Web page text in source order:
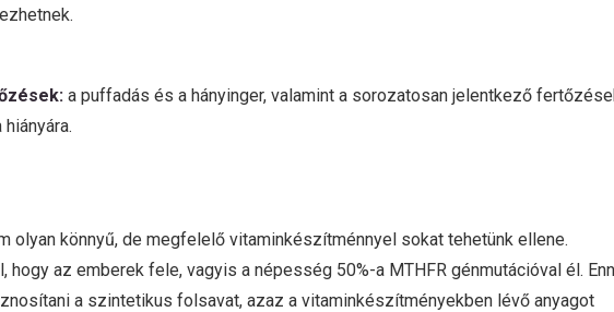
a puffadás és a hányinger, valamint a sorozatosan jelentkező
olyan könnyű, de megfelelő vitaminkészítménnyel sokat tehetünk ellene.
hogy az emberek fele, vagyis a népesség 50%-a MTHFR génmutációval él.
a szintetikus folsavat, azaz a vitaminkészítményekben lévő anyagot